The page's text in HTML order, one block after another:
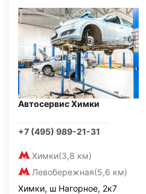
Автосервис Химки
+7 (495) 989-21-31
Химки(3,8 км)
Левобережная(5,6 км)
Химки, ш Нагорное, 2к7